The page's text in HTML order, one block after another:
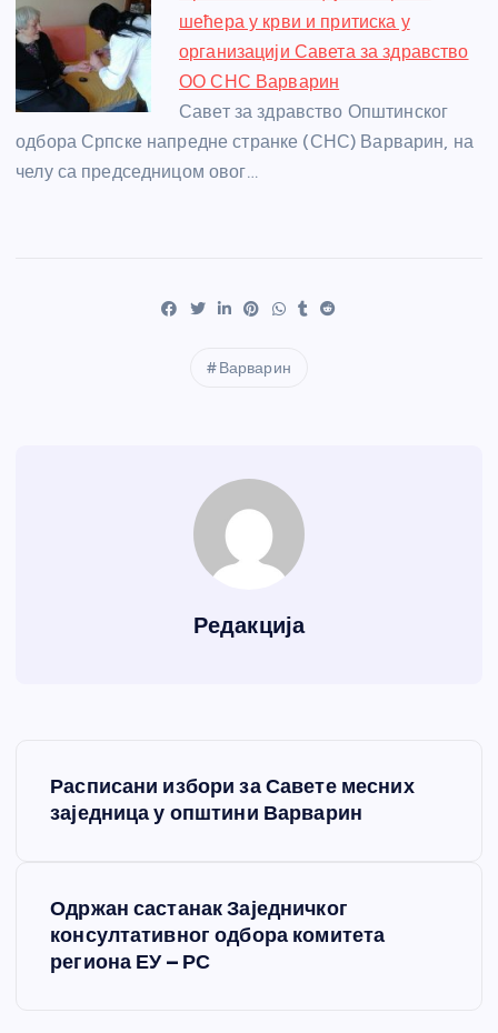
шећера у крви и притиска у
организацији Савета за здравство
ОО СНС Варварин
Савет за здравство Општинског
одбора Српске напредне странке (СНС) Варварин, на
челу са председницом овог…
Варварин
Редакција
Расписани избори за Савете месних
заједница у општини Варварин
Одржан састанак Заједничког
консултативног одбора комитета
региона ЕУ – РС